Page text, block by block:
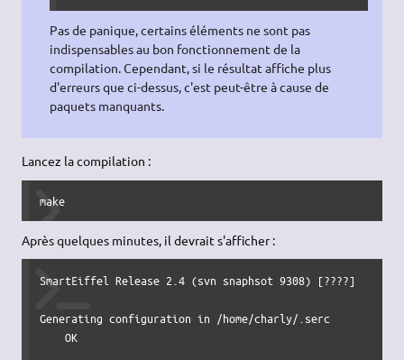
Pas de panique, certains éléments ne sont pas
indispensables au bon fonctionnement de la
compilation. Cependant, si le résultat affiche plus
d'erreurs que ci-dessus, c'est peut-être à cause de
paquets manquants.
Lancez la compilation :
make
Après quelques minutes, il devrait s'afficher :
SmartEiffel Release 2.4 (svn snaphsot 9308) [????]
Generating configuration in /home/charly/.serc
    OK